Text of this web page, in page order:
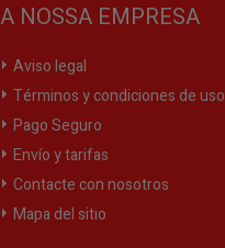
A NOSSA EMPRESA
Aviso legal
Términos y condiciones de uso
Pago Seguro
Envío y tarifas
Contacte con nosotros
Mapa del sitio